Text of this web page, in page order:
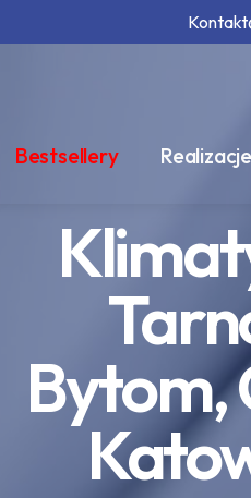
Bestsellery Realizacje
Bytom,